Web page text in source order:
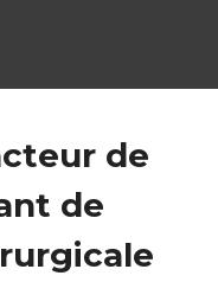
de
de